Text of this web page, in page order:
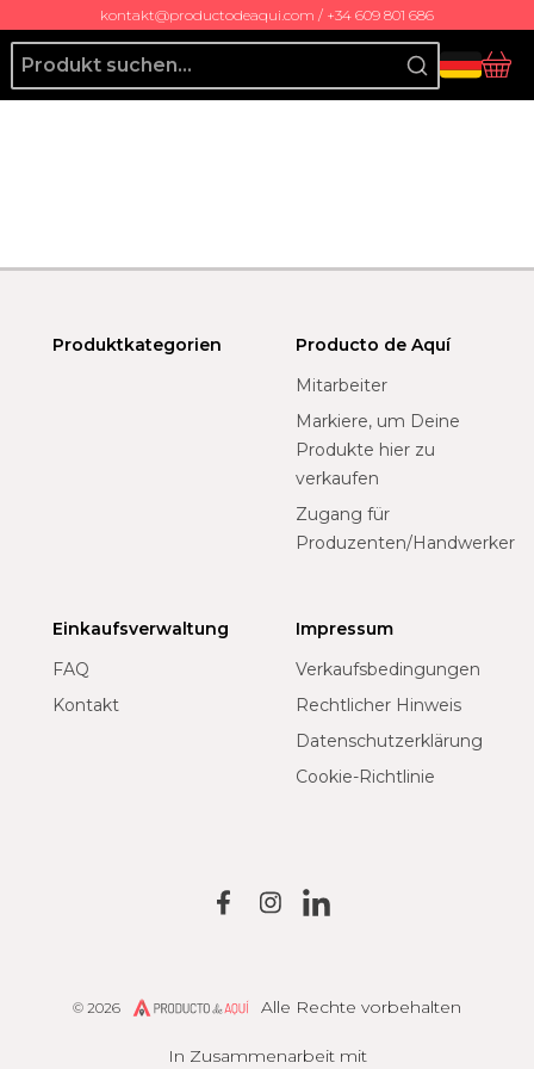
kontakt@productodeaqui.com / +34 609 801 686
Producto de Aquí
Produktkategorien
Producto de Aquí
Mitarbeiter
Markiere, um Deine
Produkte hier zu
verkaufen
Zugang für
Produzenten/Handwerker
Einkaufsverwaltung
FAQ
Kontakt
Impressum
Verkaufsbedingungen
Rechtlicher Hinweis
Datenschutzerklärung
Cookie-Richtlinie
In Zusammenarbeit mit
© 2026 Producto de AquíAlle Rechte vorbehalten